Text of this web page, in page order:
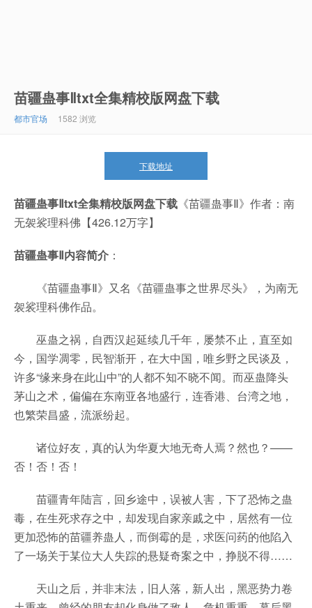
苗疆蛊事Ⅱtxt全集精校版网盘下载
都市官场 1582 浏览
下载地址
苗疆蛊事Ⅱtxt全集精校版网盘下载 《苗疆蛊事Ⅱ》作者：南
无袈裟理科佛【426.12万字】
苗疆蛊事Ⅱ内容简介 ：
《苗疆蛊事Ⅱ》又名《苗疆蛊事之世界尽头》，为南无
袈裟理科佛作品。
巫蛊之祸，自西汉起延续几千年，屡禁不止，直至如
今，国学凋零，民智渐开，在大中国，唯乡野之民谈及，
许多“缘来身在此山中”的人都不知不晓不闻。而巫蛊降头
茅山之术，偏偏在东南亚各地盛行，连香港、台湾之地，
也繁荣昌盛，流派纷起。
诸位好友，真的认为华夏大地无奇人焉？然也？——
否！否！否！
苗疆青年陆言，回乡途中，误被人害，下了恐怖之蛊
毒，在生死求存之中，却发现自家亲戚之中，居然有一位
更加恐怖的苗疆养蛊人，而倒霉的是，求医问药的他陷入
了一场关于某位大人失踪的悬疑奇案之中，挣脱不得……
天山之后，并非末法，旧人落，新人出，黑恶势力卷